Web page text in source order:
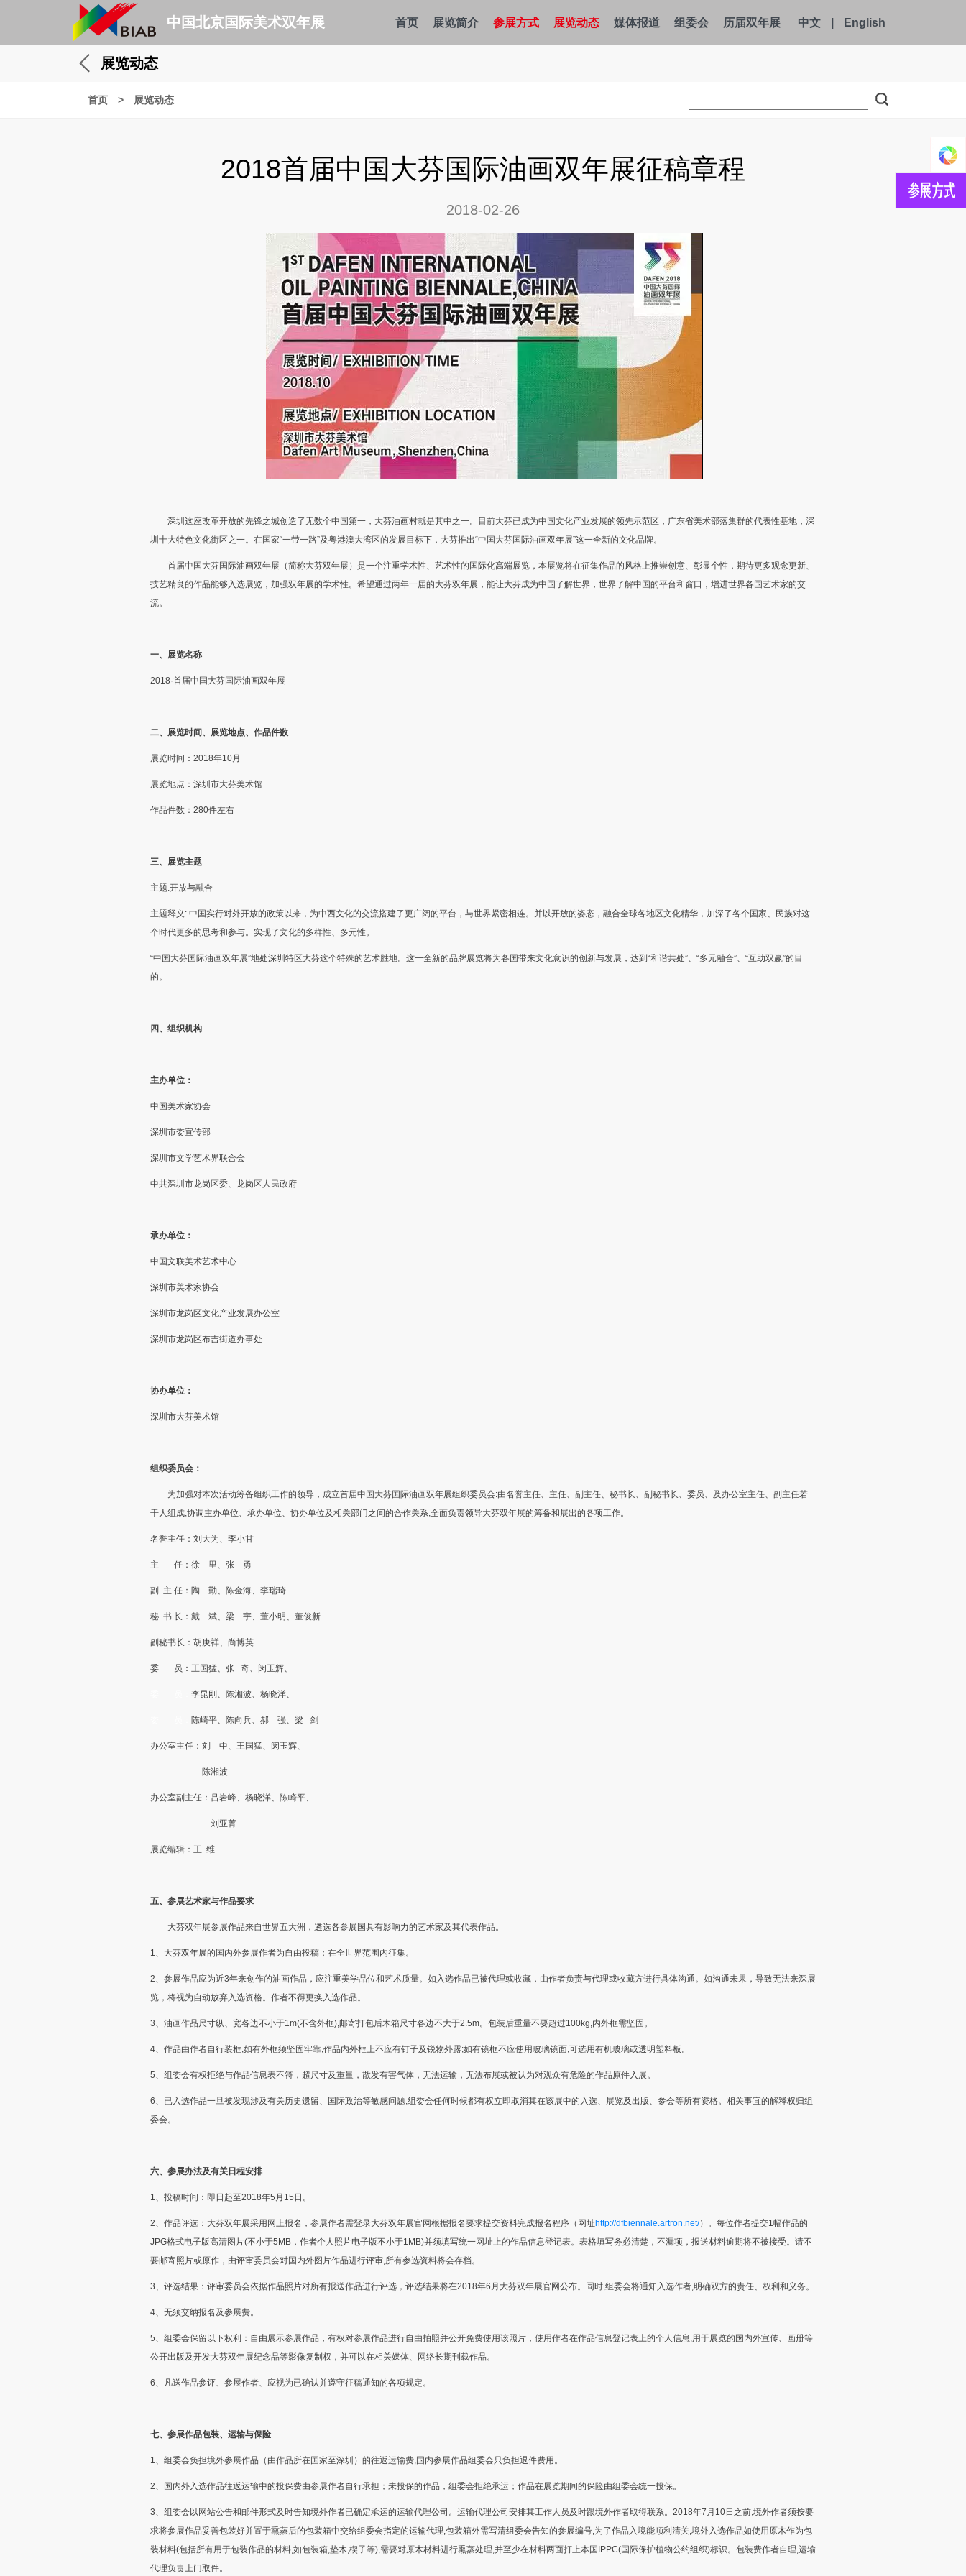
中国北京国际美术双年展 首页 展览简介 参展方式 展览动态 媒体报道 组委会 历届双年展 中文 English
展览动态
首页 > 展览动态
2018首届中国大芬国际油画双年展征稿章程
2018-02-26
深圳这座改革开放的先锋之城创造了无数个中国第一，大芬油画村就是其中之一。目前大芬已成为中国文化产业发展的领先示范区，广东省美术部落集群的代表性基地，深
圳十大特色文化街区之一。在国家“一带一路”及粤港澳大湾区的发展目标下，大芬推出“中国大芬国际油画双年展”这一全新的文化品牌。
首届中国大芬国际油画双年展（简称大芬双年展）是一个注重学术性、艺术性的国际化高端展览，本展览将在征集作品的风格上推崇创意、彰显个性，期待更多观念更新、
技艺精良的作品能够入选展览，加强双年展的学术性。希望通过两年一届的大芬双年展，能让大芬成为中国了解世界，世界了解中国的平台和窗口，增进世界各国艺术家的交
流。
一、展览名称
2018·首届中国大芬国际油画双年展
二、展览时间、展览地点、作品件数
展览时间：2018年10月
展览地点：深圳市大芬美术馆
作品件数：280件左右
三、展览主题
主题:开放与融合
主题释义: 中国实行对外开放的政策以来，为中西文化的交流搭建了更广阔的平台，与世界紧密相连。并以开放的姿态，融合全球各地区文化精华，加深了各个国家、民族对这
个时代更多的思考和参与。实现了文化的多样性、多元性。
“中国大芬国际油画双年展”地处深圳特区大芬这个特殊的艺术胜地。这一全新的品牌展览将为各国带来文化意识的创新与发展，达到“和谐共处”、“多元融合”、“互助双赢”的目
的。
四、组织机构
主办单位：
中国美术家协会
深圳市委宣传部
深圳市文学艺术界联合会
中共深圳市龙岗区委、龙岗区人民政府
承办单位：
中国文联美术艺术中心
深圳市美术家协会
深圳市龙岗区文化产业发展办公室
深圳市龙岗区布吉街道办事处
协办单位：
深圳市大芬美术馆
组织委员会：
为加强对本次活动筹备组织工作的领导，成立首届中国大芬国际油画双年展组织委员会:由名誉主任、主任、副主任、秘书长、副秘书长、委员、及办公室主任、副主任若
干人组成,协调主办单位、承办单位、协办单位及相关部门之间的合作关系,全面负责领导大芬双年展的筹备和展出的各项工作。
名誉主任：刘大为、李小甘
主 任：徐 里、张 勇
副 主 任：陶 勤、陈金海、李瑞琦
秘 书 长：戴 斌、梁 宇、董小明、董俊新
副秘书长：胡庚祥、尚博英
委 员：王国猛、张 奇、闵玉辉、
李昆刚、陈湘波、杨晓洋、
陈崎平、陈向兵、郝 强、梁 剑
办公室主任：刘 中、王国猛、闵玉辉、
陈湘波
办公室副主任：吕岩峰、杨晓洋、陈崎平、
刘亚菁
展览编辑：王 维
五、参展艺术家与作品要求
大芬双年展参展作品来自世界五大洲，遴选各参展国具有影响力的艺术家及其代表作品。
1、大芬双年展的国内外参展作者为自由投稿；在全世界范围内征集。
2、参展作品应为近3年来创作的油画作品，应注重美学品位和艺术质量。如入选作品已被代理或收藏，由作者负责与代理或收藏方进行具体沟通。如沟通未果，导致无法来深展
览，将视为自动放弃入选资格。作者不得更换入选作品。
3、油画作品尺寸纵、宽各边不小于1m(不含外框),邮寄打包后木箱尺寸各边不大于2.5m。包装后重量不要超过100kg,内外框需坚固。
4、作品由作者自行装框,如有外框须坚固牢靠,作品内外框上不应有钉子及锐物外露;如有镜框不应使用玻璃镜面,可选用有机玻璃或透明塑料板。
5、组委会有权拒绝与作品信息表不符，超尺寸及重量，散发有害气体，无法运输，无法布展或被认为对观众有危险的作品原件入展。
6、已入选作品一旦被发现涉及有关历史遗留、国际政治等敏感问题,组委会任何时候都有权立即取消其在该展中的入选、展览及出版、参会等所有资格。相关事宜的解释权归组
委会。
六、参展办法及有关日程安排
1、投稿时间：即日起至2018年5月15日。
2、作品评选：大芬双年展采用网上报名，参展作者需登录大芬双年展官网根据报名要求提交资料完成报名程序（网址http://dfbiennale.artron.net/）。每位作者提交1幅作品的
JPG格式电子版高清图片(不小于5MB，作者个人照片电子版不小于1MB)并须填写统一网址上的作品信息登记表。表格填写务必清楚，不漏项，报送材料逾期将不被接受。请不
要邮寄照片或原作，由评审委员会对国内外图片作品进行评审,所有参选资料将会存档。
3、评选结果：评审委员会依据作品照片对所有报送作品进行评选，评选结果将在2018年6月大芬双年展官网公布。同时,组委会将通知入选作者,明确双方的责任、权利和义务。
4、无须交纳报名及参展费。
5、组委会保留以下权利：自由展示参展作品，有权对参展作品进行自由拍照并公开免费使用该照片，使用作者在作品信息登记表上的个人信息,用于展览的国内外宣传、画册等
公开出版及开发大芬双年展纪念品等影像复制权，并可以在相关媒体、网络长期刊载作品。
6、凡送作品参评、参展作者、应视为已确认并遵守征稿通知的各项规定。
七、参展作品包装、运输与保险
1、组委会负担境外参展作品（由作品所在国家至深圳）的往返运输费,国内参展作品组委会只负担退件费用。
2、国内外入选作品往返运输中的投保费由参展作者自行承担；未投保的作品，组委会拒绝承运；作品在展览期间的保险由组委会统一投保。
3、组委会以网站公告和邮件形式及时告知境外作者已确定承运的运输代理公司。运输代理公司安排其工作人员及时跟境外作者取得联系。2018年7月10日之前,境外作者须按要
求将参展作品妥善包装好并置于熏蒸后的包装箱中交给组委会指定的运输代理,包装箱外需写清组委会告知的参展编号,为了作品入境能顺利清关,境外入选作品如使用原木作为包
装材料(包括所有用于包装作品的材料,如包装箱,垫木,楔子等),需要对原木材料进行熏蒸处理,并至少在材料两面打上本国IPPC(国际保护植物公约组织)标识。包装费作者自理,运输
代理负责上门取件。